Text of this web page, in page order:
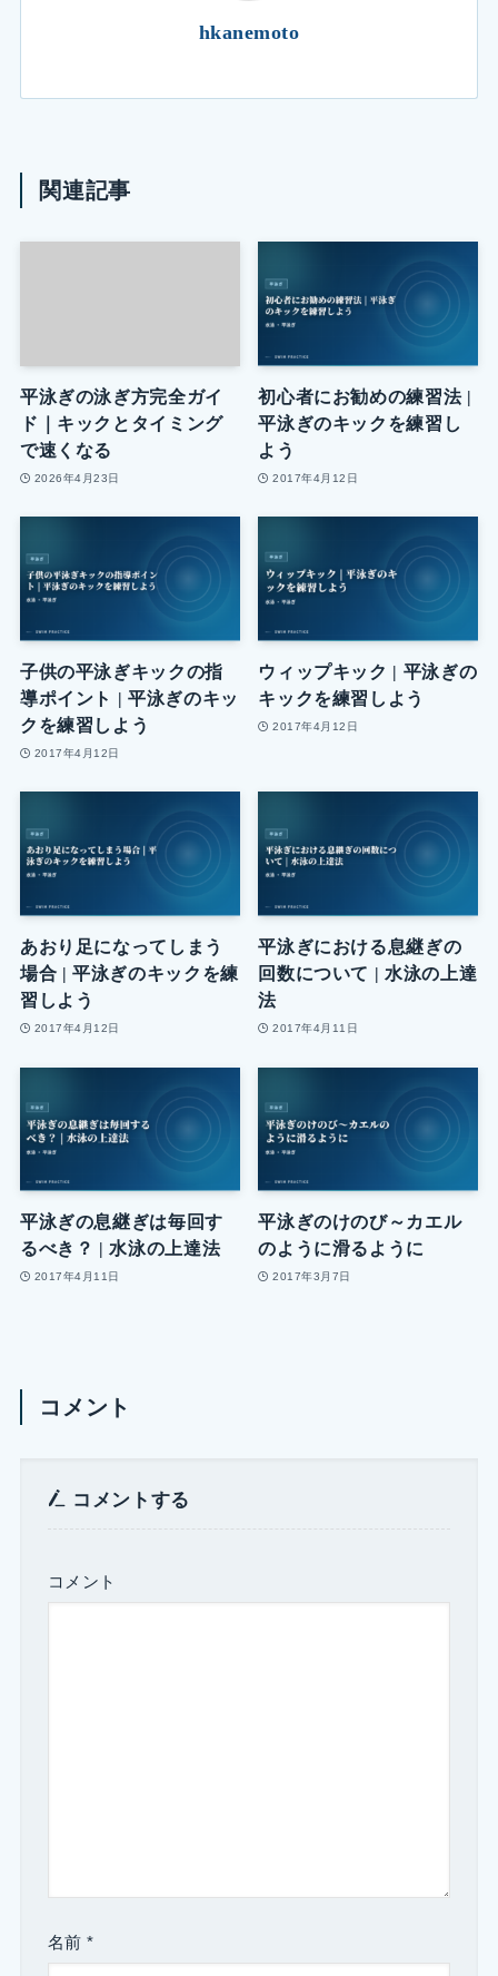
hkanemoto
関連記事
平泳ぎの泳ぎ方完全ガイ
ド｜キックとタイミング
で速くなる
2026年4月23日
初心者にお勧めの練習法 |
平泳ぎのキックを練習し
よう
2017年4月12日
子供の平泳ぎキックの指
導ポイント | 平泳ぎのキッ
クを練習しよう
2017年4月12日
ウィップキック | 平泳ぎの
キックを練習しよう
2017年4月12日
あおり足になってしまう
場合 | 平泳ぎのキックを練
習しよう
2017年4月12日
平泳ぎにおける息継ぎの
回数について | 水泳の上達
法
2017年4月11日
平泳ぎの息継ぎは毎回す
るべき？ | 水泳の上達法
2017年4月11日
平泳ぎのけのび～カエル
のように滑るように
2017年3月7日
コメント
コメントする
コメント
名前*